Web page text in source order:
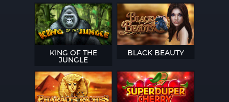
KING OF THE
JUNGLE
BLACK BEAUTY